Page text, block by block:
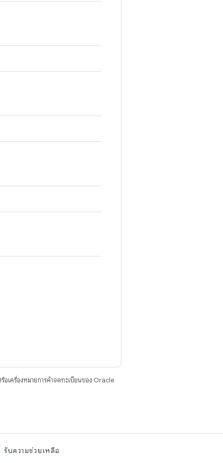
อเครื่องหมายการค้าจดทะเบียนของ Oracle
รับความช่วยเหลือ